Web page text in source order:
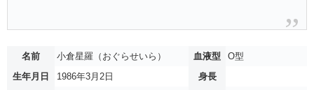
名前 小倉星羅（おぐらせいら） 血液型
O型
生年月日
1986年3月2日
身長